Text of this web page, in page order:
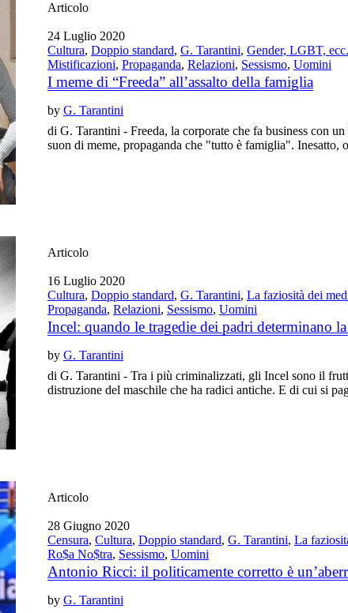
Articolo
24 Luglio 2020
Cultura,Doppio standard,G. Tarantini,Gender, LGBT, ecc.
Mistificazioni,Propaganda,Relazioni, Sessismo,Uomini
I meme di “Freeda” all’assalto della famiglia
byG. Tarantini
di G. Tarantini - Freeda, la corporate che fa business con
suon di meme, propaganda che "tutto è famiglia". Inesatto,
Articolo
16 Luglio 2020
Cultura,Doppio standard,G. Tarantini,La faziosità dei
Propaganda,Relazioni, Sessismo,Uomini
Incel: quando le tragedie dei padri determinano
byG. Tarantini
di G. Tarantini - Tra i più criminalizzati, gli Incel sono il
distruzione del maschile che ha radici antiche. E di cui si
Articolo
28 Giugno 2020
Censura,Cultura,Doppio standard,G. Tarantini,La
Ro$a No$tra, Sessismo,Uomini
Antonio Ricci: il politicamente corretto è
byG. Tarantini